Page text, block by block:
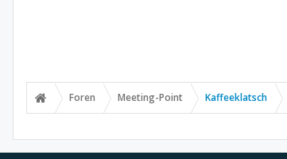
Foren Meeting-Point Kaffeeklatsch